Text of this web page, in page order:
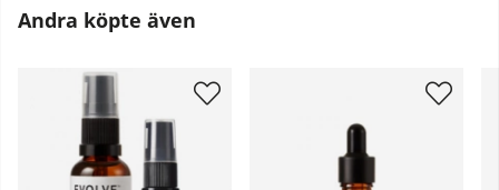
Andra köpte även